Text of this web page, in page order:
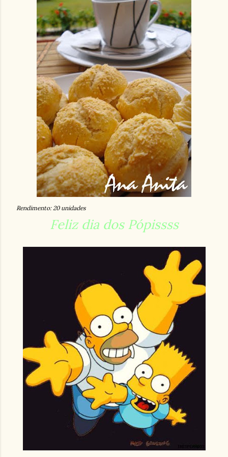
Rendimento: 20 unidades
Feliz dia dos Pópissss